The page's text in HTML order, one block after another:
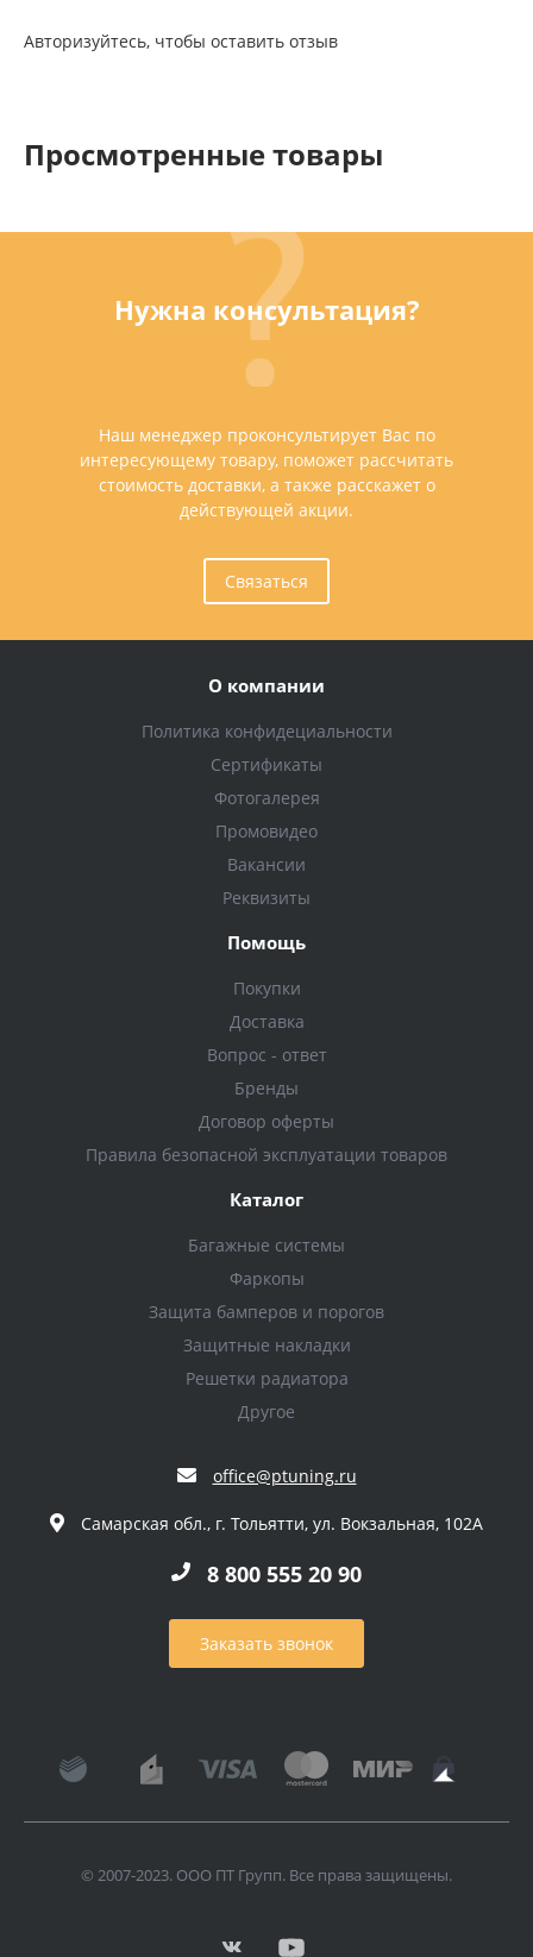
Авторизуйтесь, чтобы оставить отзыв
Просмотренные товары
Нужна консультация?
Наш менеджер проконсультирует Вас по
интересующему товару, поможет рассчитать
стоимость доставки, а также расскажет о
действующей акции.
Связаться
О компании
Политика конфидециальности
Сертификаты
Фотогалерея
Промовидео
Вакансии
Реквизиты
Помощь
Покупки
Доставка
Вопрос - ответ
Бренды
Договор оферты
Правила безопасной эксплуатации товаров
Каталог
Багажные системы
Фаркопы
Защита бамперов и порогов
Защитные накладки
Решетки радиатора
Другое
office@ptuning.ru
Самарская обл., г. Тольятти, ул. Вокзальная, 102А
8 800 555 20 90
Заказать звонок
© 2007-2023. ООО ПТ Групп. Все права защищены.